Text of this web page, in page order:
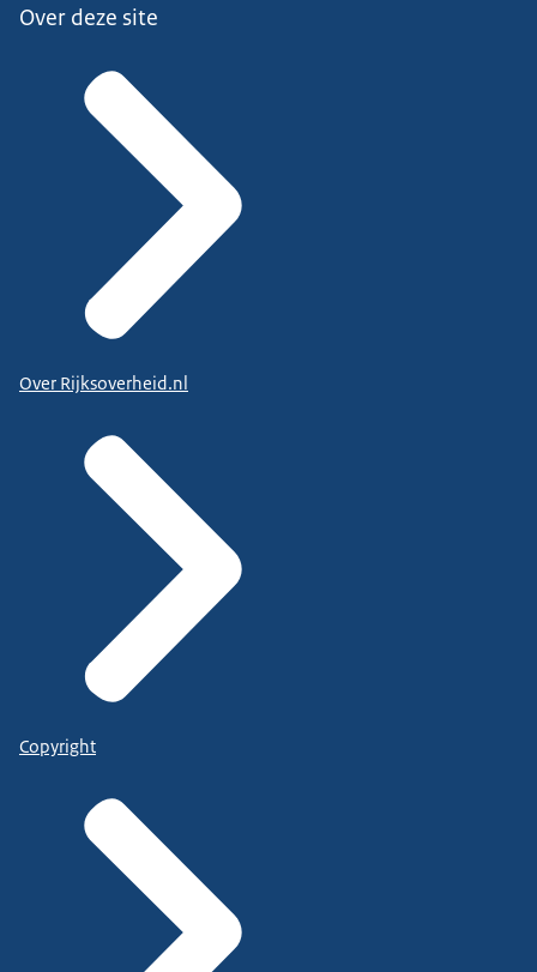
Over deze site
Over Rijksoverheid.nl
Copyright